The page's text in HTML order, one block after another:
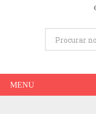
MENU